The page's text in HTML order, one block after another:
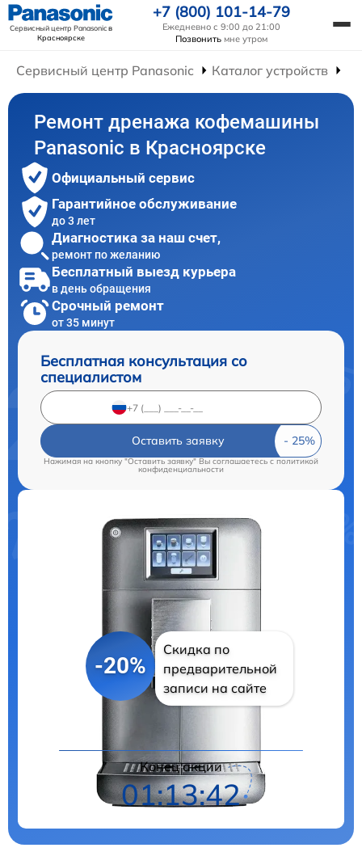
Сервисный центр Panasonicв
Красноярске
+7 (800) 101-14-79
Ежедневно с 9:00 до 21:00
Позвонить мне утром
Сервисный центр Panasonic Каталог устройств
Ремонт дренажа кофемашины
Panasonic в Красноярске
Официальный сервис
Гарантийное обслуживание
до 3 лет
Диагностика за наш счет,
ремонт по желанию
Бесплатный выезд курьера
в день обращения
Срочный ремонт
от 35 минут
Бесплатная консультация со
специалистом
Оставить заявку
Нажимая на кнопку "Оставить заявку" Вы соглашаетесь cполитикой
конфиденциальности
-20%
Скидка по
предварительной
записи на сайте
Конец акции
01:13:41